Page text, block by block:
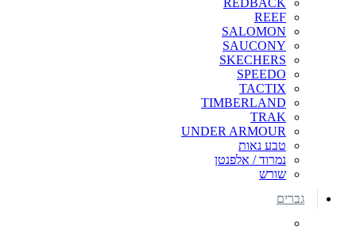
REEF
SALOMON
SAUCONY
SKECHERS
SPEEDO
TACTIX
TIMBERLAND
TRAK
UNDER ARMOUR
טבע נאות
נמרוד / אלפנטן
שורש
גברים